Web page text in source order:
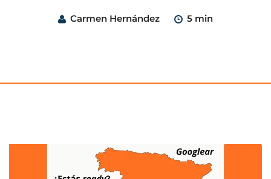
Carmen Hernández 5 min